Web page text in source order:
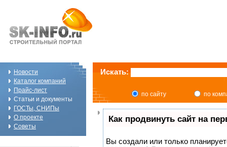
Новости
Каталог компаний
Прайс-лист
Статьи и документы
ГОСТы, СНИПы
О проекте
Советы
Искать:
по сайту по
Как продвинуть сайт на
Вы создали или только